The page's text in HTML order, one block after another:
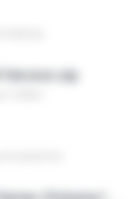
Version.zip